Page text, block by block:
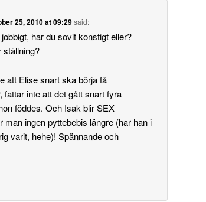
25, 2010 at 09:29said:
har du sovit konstigt eller?
ställning?
att Elise snart ska börja få
fattar inte att det gått snart fyra
föddes. Och Isak blir SEX
man ingen pyttebebis längre (har han i
varit, hehe)! Spännande och